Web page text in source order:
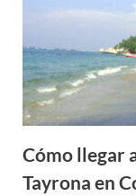
Cómo llegar
Tayrona en